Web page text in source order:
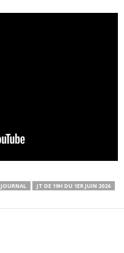
JOURNAL
JT DE 19H DU 1ER JUIN 2026